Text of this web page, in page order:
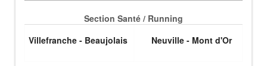
Section Santé / Running
Villefranche - Beaujolais
Neuville - Mont d'Or